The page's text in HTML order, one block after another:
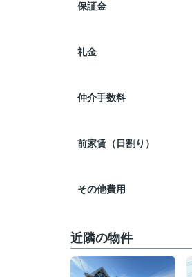
保証金
礼金
仲介手数料
前家賃（日割り）
その他費用
近隣の物件